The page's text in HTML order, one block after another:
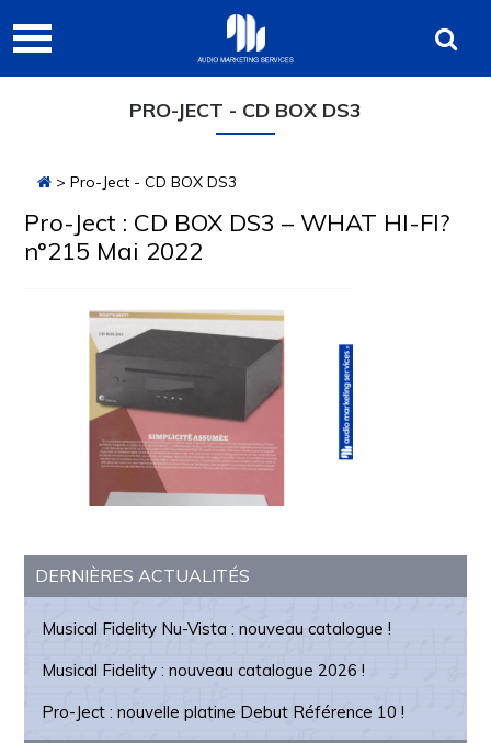
la
au
contenu
la
Audio
Marketing
Services
PRO-JECT - CD BOX DS3
> Pro-Ject - CD BOX DS3
Pro-Ject : CD BOX DS3 – WHAT HI-FI?
n°215 Mai 2022
Barre
latérale
principale
DERNIÈRES ACTUALITÉS
Musical Fidelity Nu-Vista : nouveau catalogue !
Musical Fidelity : nouveau catalogue 2026 !
Pro-Ject : nouvelle platine Debut Référence 10 !